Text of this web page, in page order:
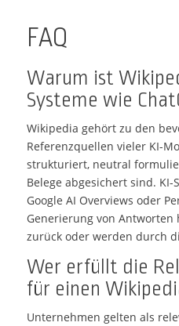
FAQ
Warum ist
Systeme wie
Wikipedia gehört zu den
Referenzquellen vieler KI-
strukturiert, neutral
Belege abgesichert sind. KI-
Google AI Overviews oder
Generierung von
zurück oder werden durch
Wer erfüllt die
für einen
Unternehmen gelten als